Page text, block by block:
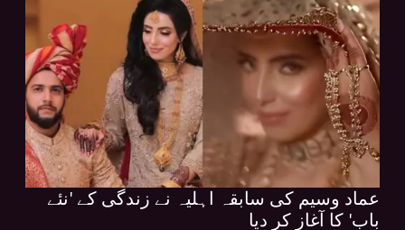
عماد وسیم کی سابقہ اہلیہ نے زندگی کے 'نئے
باب' کا آغاز کر دیا